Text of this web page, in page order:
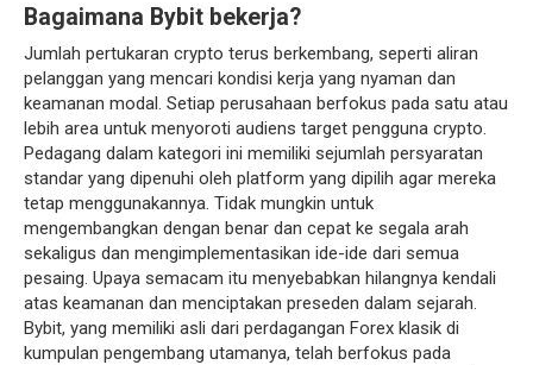
Bagaimana Bybit bekerja?
Jumlah pertukaran crypto terus berkembang, seperti aliran
pelanggan yang mencari kondisi kerja yang nyaman dan
keamanan modal. Setiap perusahaan berfokus pada satu atau
lebih area untuk menyoroti audiens target pengguna crypto.
Pedagang dalam kategori ini memiliki sejumlah persyaratan
standar yang dipenuhi oleh platform yang dipilih agar mereka
tetap menggunakannya. Tidak mungkin untuk
mengembangkan dengan benar dan cepat ke segala arah
sekaligus dan mengimplementasikan ide-ide dari semua
pesaing. Upaya semacam itu menyebabkan hilangnya kendali
atas keamanan dan menciptakan preseden dalam sejarah.
Bybit, yang memiliki asli dari perdagangan Forex klasik di
kumpulan pengembang utamanya, telah berfokus pada